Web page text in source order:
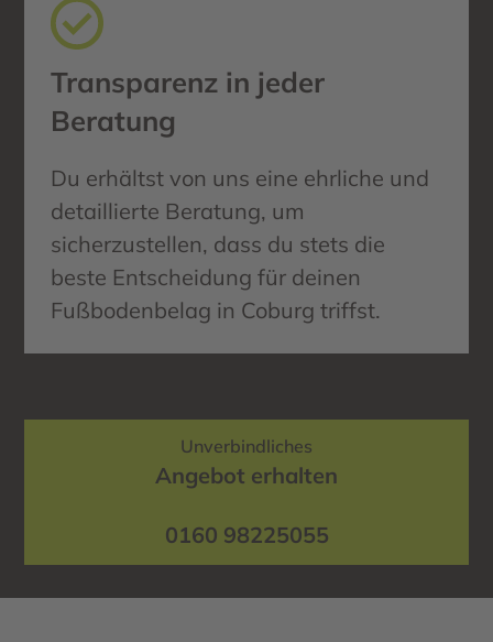
Transparenz in jeder
Beratung
Du erhältst von uns eine ehrliche und
detaillierte Beratung, um
sicherzustellen, dass du stets die
beste Entscheidung für deinen
Fußbodenbelag in Coburg triffst.
Unverbindliches
Angebot erhalten
0160 98225055